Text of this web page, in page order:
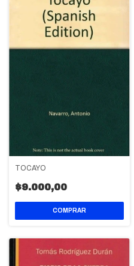
TOCAYO
$9.000,00